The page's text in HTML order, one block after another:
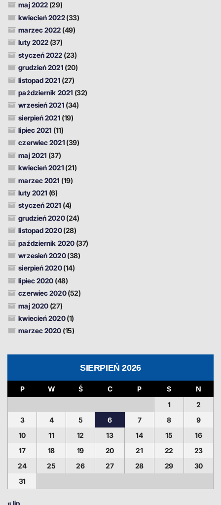
maj 2022 (29)
kwiecień 2022(33)
marzec 2022 (49)
luty 2022 (37)
styczeń 2022 (23)
grudzień 2021 (20)
listopad 2021 (27)
październik 2021 (32)
wrzesień 2021 (34)
sierpień 2021 (19)
lipiec 2021 (11)
czerwiec 2021 (39)
maj 2021 (37)
kwiecień 2021 (21)
marzec 2021 (19)
luty 2021 (6)
styczeń 2021 (4)
grudzień 2020(24)
listopad 2020(28)
październik 2020(37)
wrzesień 2020(38)
sierpień 2020(14)
lipiec 2020 (48)
czerwiec 2020(52)
maj 2020 (27)
kwiecień 2020(1)
marzec 2020 (15)
SIERPIEŃ 2026
P W Ś C P S
N
1
2
3
4 5 6 7 8
9
10
11 12 13 14 15
16
17
18 19 20 21 22
23
24
25 26 27 28 29
30
31
« lip